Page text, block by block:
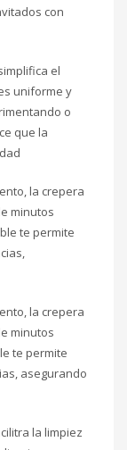
con
el
uniforme y
o
que la
la crepera
minutos
te permite
la crepera
minutos
te permite
asegurando
la limpiez